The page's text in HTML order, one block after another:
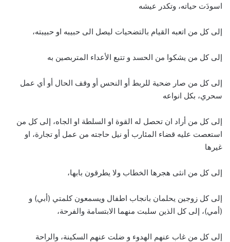
اسودَت حياته، وتكدر عيشه
إلى كل من اتعبه القيام بالتضحيات ليصل الى حبيبه او حبيبته،
إلى كل من يشكوا من الحسد و تتبع الأعداء المتربصين به
إلى كل من صار ضحية للربط أو النحس أو وقف الحال أو أي عمل
سحري، بكل انواعه
إلى كل من أراد ان تحصل له القوة او السلطة او الجاه، إلى كل من
استعصت عليه قضاء المئارب أو نيل حاجته من عمل أو تجارة، او
غيرها
إلى كل من انثى هجرها الخطاب ولا يطرقون بابها،
إلى كل زوجين يحلمان بانجاب اطفال ويسمعون كلمتي (أبي) و
(أمي)، إلى كل الذين سلبت منهما الابتسامة والفرحة،
إلى كل من غاب عنهم الهدوء و ضلت عنهم السكينة، والراحة